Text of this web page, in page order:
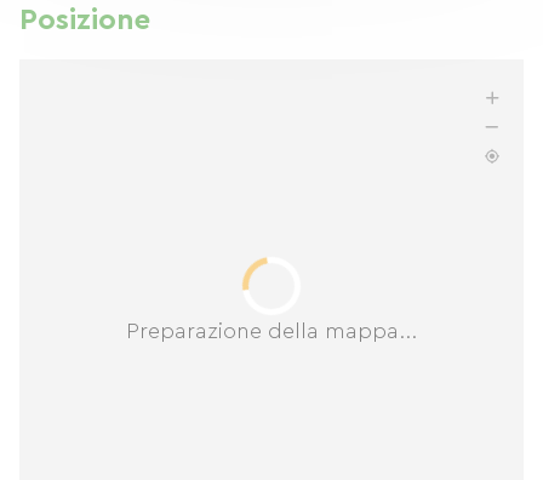
Posizione
Preparazione della mappa...